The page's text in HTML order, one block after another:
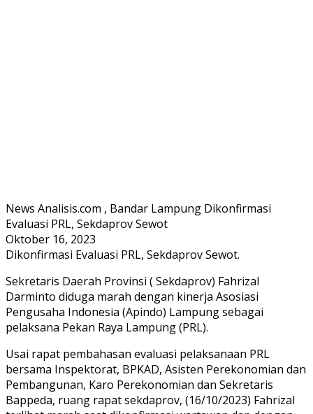
News Analisis.com , Bandar Lampung Dikonfirmasi
Evaluasi PRL, Sekdaprov Sewot
Oktober 16, 2023
Dikonfirmasi Evaluasi PRL, Sekdaprov Sewot.
Sekretaris Daerah Provinsi ( Sekdaprov) Fahrizal
Darminto diduga marah dengan kinerja Asosiasi
Pengusaha Indonesia (Apindo) Lampung sebagai
pelaksana Pekan Raya Lampung (PRL).
Usai rapat pembahasan evaluasi pelaksanaan PRL
bersama Inspektorat, BPKAD, Asisten Perekonomian dan
Pembangunan, Karo Perekonomian dan Sekretaris
Bappeda, ruang rapat sekdaprov, (16/10/2023) Fahrizal